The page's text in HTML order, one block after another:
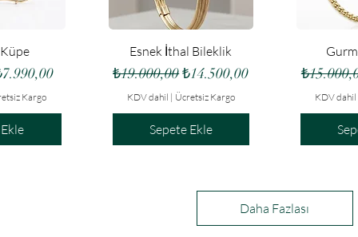
Fiyat
Kargo
Hızlı Bakış
Esnek İthal Bileklik
Normal Fiyat
₺19.000,00İndirimli Fiyat
₺14.500,00
KDV dahil | Ücretsiz Kargo
Sepete Ekle
Normal
KDV dahil
Daha Fazlası